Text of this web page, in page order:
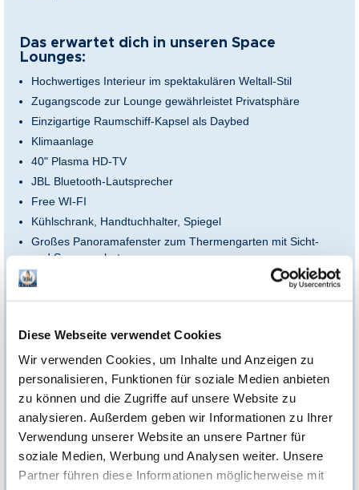
Diese Webseite verwendet Cookies
Wir verwenden Cookies, um Inhalte und Anzeigen zu
personalisieren, Funktionen für soziale Medien anbieten
zu können und die Zugriffe auf unsere Website zu
analysieren. Außerdem geben wir Informationen zu Ihrer
Verwendung unserer Website an unsere Partner für
soziale Medien, Werbung und Analysen weiter. Unsere
Partner führen diese Informationen möglicherweise mit
Das erwartet dich in unseren Space
Lounges:
Hochwertiges Interieur im spektakulären Weltall-Stil
Zugangscode zur Lounge gewährleistet Privatsphäre
Einzigartige Raumschiff-Kapsel als Daybed
Klimaanlage
40" Plasma HD-TV
JBL Bluetooth-Lautsprecher
Free WI-FI
Kühlschrank, Handtuchhalter, Spiegel
Großes Panoramafenster zum Thermengarten mit Sicht-
und Sonnenschutz
Im Sommer eigener Relax-Bereich im Thermengarten mit
XXL-Pizza (Ø 45 cm)
Wie kann man den Gutschein einlösen?
Reserviere deinen Rückzugsort rechtzeitig untertherme-
erding.de/therme-sauna/liegen-reservieren
*Einlösebedingungen: